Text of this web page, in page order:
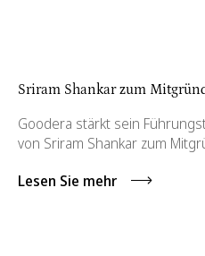
Sriram Shankar zum
Goodera stärkt sein
von Sriram Shankar zum
Lesen Sie mehr